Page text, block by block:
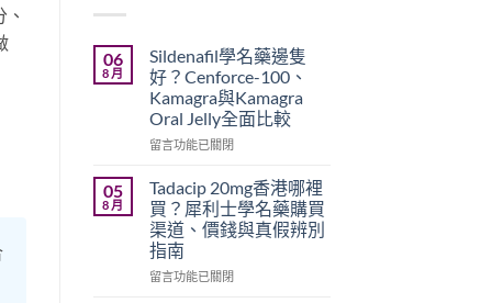
06
8 月
Sildenafil學名藥邊隻
好？Cenforce-100、
Kamagra與Kamagra
Oral Jelly全面比較
在
學
名
藥
邊
隻
好？
留言功能已關閉
05
8 月
Tadacip 20mg香港哪裡
買？犀利士學名藥購買
渠道、價錢與真假辨別
指南
在
留言功能已關閉